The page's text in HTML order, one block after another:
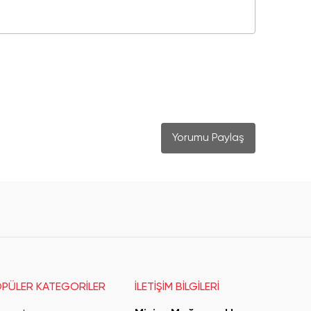
Yorumu Paylaş
KATEGORİLER İLETİŞİM BİLGİLERİ